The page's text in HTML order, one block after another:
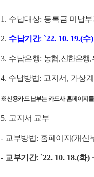
1. 수납대상: 등록금 미납
2. 수납기간: `22. 10. 19.(수
3. 수납은행: 농협,신한은행,
4. 수납방법: 고지서 , 가상
※신용카드 납부는 카드사 홈페이지
5. 고지서 교부
- 교부방법: 홈페이지(개신
- 교부기간: `22. 10. 18.(화)